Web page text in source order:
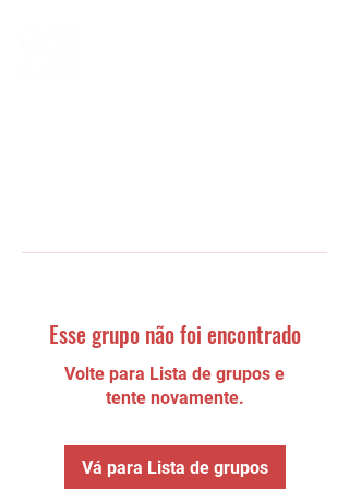
Esse grupo não foi encontrado
Volte para Lista de grupos e
tente novamente.
Vá para Lista de grupos